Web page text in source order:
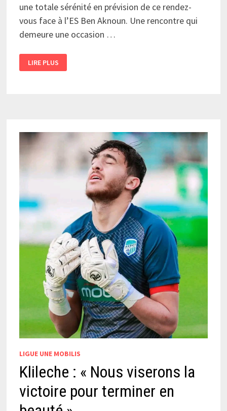
une totale sérénité en prévision de ce rendez-
vous face à l’ES Ben Aknoun. Une rencontre qui
demeure une occasion …
PRÉPARATION
SE
LIRE PLUS
LIGUE UNE MOBILIS
Klileche : « Nous viserons la
victoire pour terminer en